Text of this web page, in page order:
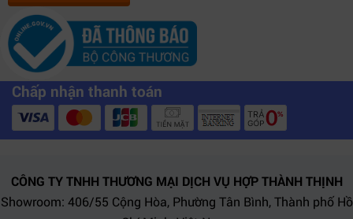
Chấp nhận thanh toán
CÔNG TY TNHH THƯƠNG MẠI DỊCH VỤ HỢP THÀNH THỊNH
Showroom: 406/55 Cộng Hòa, Phường Tân Bình, Thành phố Hồ